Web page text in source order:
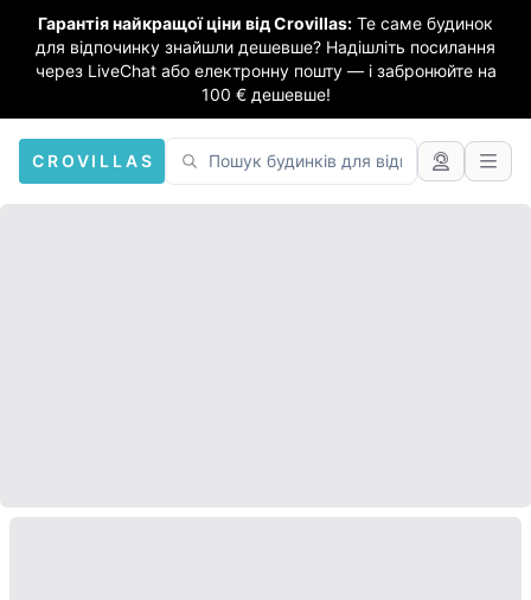
Гарантія найкращої ціни від Crovillas: Те саме будинок
для відпочинку знайшли дешевше? Надішліть посилання
через LiveChat або електронну пошту — і забронюйте на
100 € дешевше!
CROVILLAS